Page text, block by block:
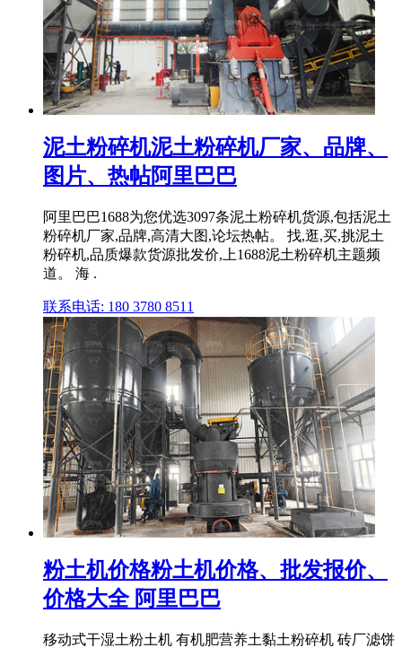
泥土粉碎机泥土粉碎机厂家、品牌、
图片、热帖阿里巴巴
阿里巴巴1688为您优选3097条泥土粉碎机货源,包括泥土
粉碎机厂家,品牌,高清大图,论坛热帖。 找,逛,买,挑泥土
粉碎机,品质爆款货源批发价,上1688泥土粉碎机主题频
道。 海 .
联系电话: 180 3780 8511
粉土机价格粉土机价格、批发报价、
价格大全 阿里巴巴
移动式干湿土粉土机 有机肥营养土黏土粉碎机 砖厂滤饼